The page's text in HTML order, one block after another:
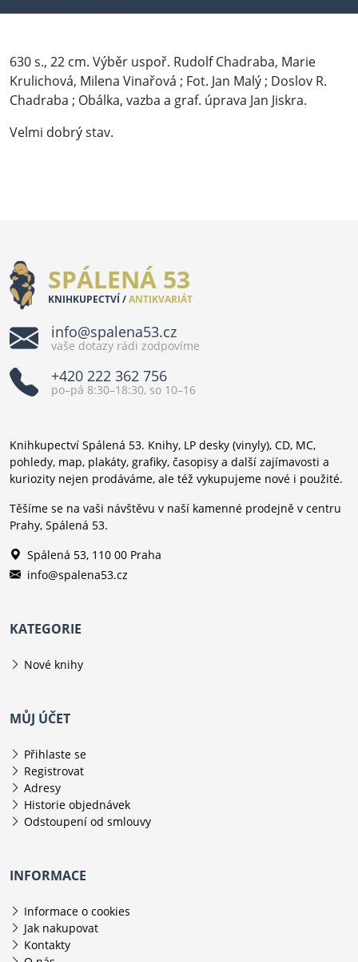
630 s., 22 cm. Výběr uspoř. Rudolf Chadraba, Marie
Krulichová, Milena Vinařová ; Fot. Jan Malý ; Doslov R.
Chadraba ; Obálka, vazba a graf. úprava Jan Jiskra.
Velmi dobrý stav.
SPÁLENÁ 53
KNIHKUPECTVÍ /ANTIKVARIÁT
info@spalena53.cz
vaše dotazy rádi zodpovíme
+420 222 362 756
po–pá 8:30–18:30, so 10–16
Knihkupectví Spálená 53. Knihy, LP desky (vinyly), CD, MC,
pohledy, map, plakáty, grafiky, časopisy a další zajímavosti a
kuriozity nejen prodáváme, ale též vykupujeme nové i použité.
Těšíme se na vaši návštěvu v naší kamenné prodejně v centru
Prahy, Spálená 53.
Spálená 53, 110 00 Praha
info@spalena53.cz
KATEGORIE
Nové knihy
MŮJ ÚČET
Přihlaste se
Registrovat
Adresy
Historie objednávek
Odstoupení od smlouvy
INFORMACE
Informace o cookies
Jak nakupovat
Kontakty